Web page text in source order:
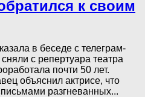
к своим
в беседе с телеграм-
с репертуара театра
почти 50 лет.
объяснил актрисе, что
разгневанных...